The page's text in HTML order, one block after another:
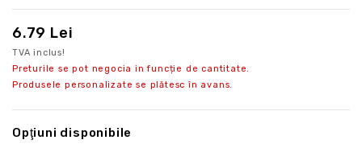
6.79 Lei
TVA inclus!
Preturile se pot negocia in funcție de cantitate.
Produsele personalizate se plătesc în avans.
Opţiuni disponibile